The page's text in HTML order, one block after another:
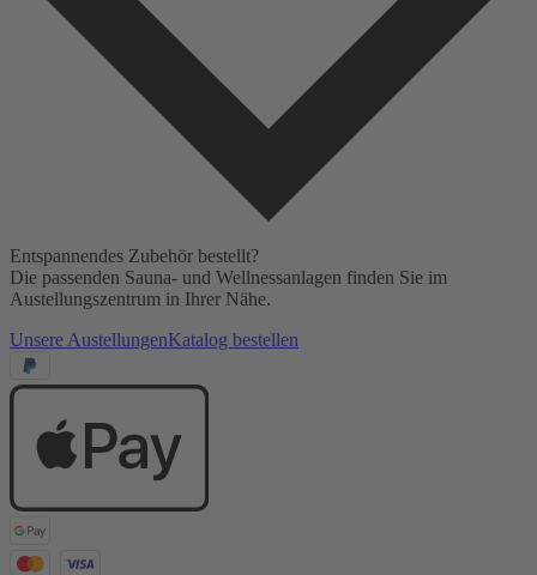
Entspannendes Zubehör bestellt?
Die passenden Sauna- und Wellnessanlagen finden Sie im
Austellungszentrum in Ihrer Nähe.
Unsere AustellungenKatalog bestellen